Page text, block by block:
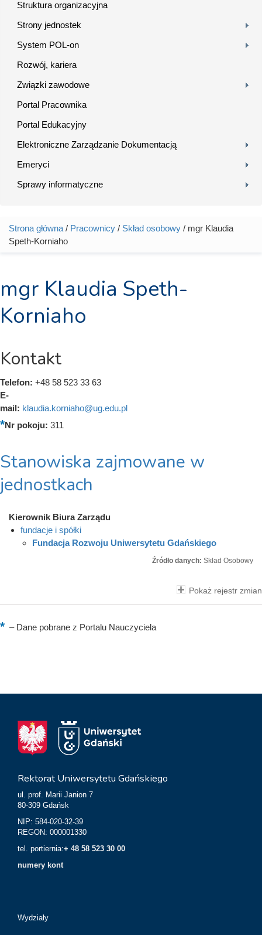
Struktura organizacyjna
Strony jednostek
System POL-on
Rozwój, kariera
Związki zawodowe
Portal Pracownika
Portal Edukacyjny
Elektroniczne Zarządzanie Dokumentacją
Emeryci
Sprawy informatyczne
Jesteś tutaj
Strona główna / Pracownicy / Skład osobowy / mgr Klaudia
Speth-Korniaho
mgr Klaudia Speth-
Korniaho
Kontakt
Telefon: +48 58 523 33 63
E-
mail: klaudia.korniaho@ug.edu.pl
Nr pokoju: 311
Stanowiska zajmowane w
jednostkach
Kierownik Biura Zarządu
fundacje i spółki
Fundacja Rozwoju Uniwersytetu Gdańskiego
Źródło danych: Skład Osobowy
Pokaż rejestr zmian
–Dane pobrane z Portalu Nauczyciela
Rektorat Uniwersytetu Gdańskiego
ul. prof. Marii Janion 7
80-309 Gdańsk
NIP: 584-020-32-39
REGON: 000001330
tel. portiernia:+ 48 58 523 30 00
numery kont
Wydziały